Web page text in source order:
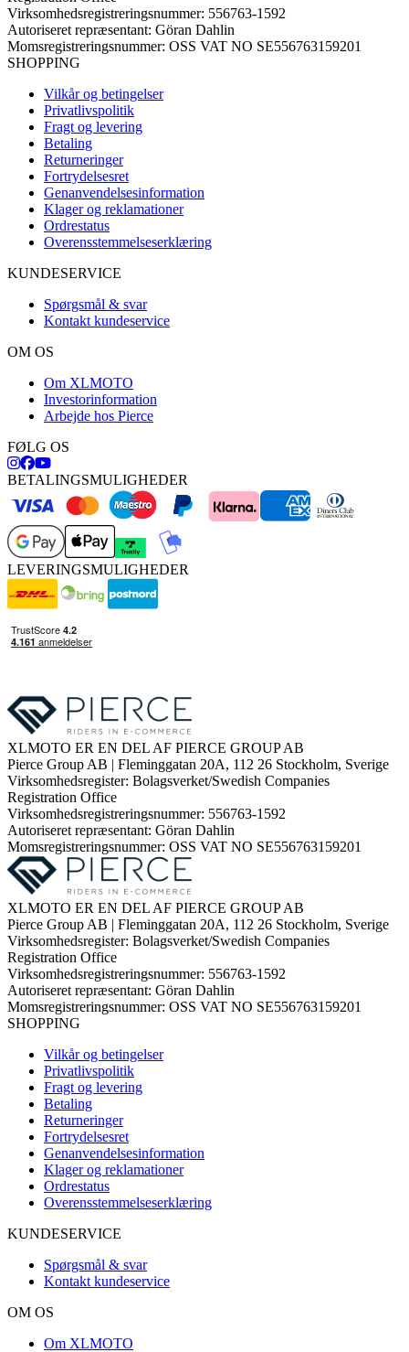
Virksomhedsregistreringsnummer: 556763-1592
Autoriseret repræsentant: Göran Dahlin
Momsregistreringsnummer: OSS VAT NO SE556763159201
SHOPPING
Vilkår og betingelser
Privatlivspolitik
Fragt og levering
Betaling
Returneringer
Fortrydelsesret
Genanvendelsesinformation
Klager og reklamationer
Ordrestatus
Overensstemmelseserklæring
KUNDESERVICE
Spørgsmål & svar
Kontakt kundeservice
OM OS
Om XLMOTO
Investorinformation
Arbejde hos Pierce
FØLG OS
BETALINGSMULIGHEDER
LEVERINGSMULIGHEDER
XLMOTO ER EN DEL AF PIERCE GROUP AB
Pierce Group AB | Fleminggatan 20A, 112 26 Stockholm, Sverige
Virksomhedsregister: Bolagsverket/Swedish Companies
Registration Office
Virksomhedsregistreringsnummer: 556763-1592
Autoriseret repræsentant: Göran Dahlin
Momsregistreringsnummer: OSS VAT NO SE556763159201
XLMOTO ER EN DEL AF PIERCE GROUP AB
Pierce Group AB | Fleminggatan 20A, 112 26 Stockholm, Sverige
Virksomhedsregister: Bolagsverket/Swedish Companies
Registration Office
Virksomhedsregistreringsnummer: 556763-1592
Autoriseret repræsentant: Göran Dahlin
Momsregistreringsnummer: OSS VAT NO SE556763159201
SHOPPING
Vilkår og betingelser
Privatlivspolitik
Fragt og levering
Betaling
Returneringer
Fortrydelsesret
Genanvendelsesinformation
Klager og reklamationer
Ordrestatus
Overensstemmelseserklæring
KUNDESERVICE
Spørgsmål & svar
Kontakt kundeservice
OM OS
Om XLMOTO